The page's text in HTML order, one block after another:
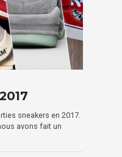
sneakers en 2017.
avons fait un